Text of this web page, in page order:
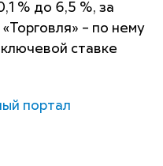
% до 6,5 %, за
– по нему
ставке
портал